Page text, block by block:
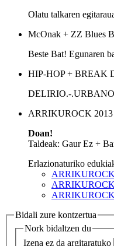
Olatu talkaren
McOnak + ZZ Blues
Beste Bat! Egunaren
HIP-HOP + BREAK
DELIRIO.-
ARRIKUROCK 2013
Doan!
Taldeak: Gaur Ez +
Erlazionaturiko
ARRIKUROCK
Bidali zure kontzertua
Nork bidaltzen du
Izena ez da argitaratuko